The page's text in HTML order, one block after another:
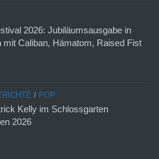
2026: Jubiläumsausgabe in
mit Caliban, Hämatom, Raised Fist
/ POP
Kelly im Schlossgarten
2026